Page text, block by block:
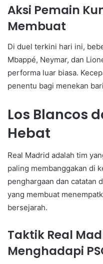
Aksi Pemain
Membuat
Di duel terkini hari ini,
Mbappé, Neymar, dan
performa luar biasa.
penentu bagi menekan
Los Blancos
Hebat
Real Madrid adalah tim
paling membanggakan di
penghargaan dan catatan
yang membuat
bersejarah.
Taktik Real
Menghadapi